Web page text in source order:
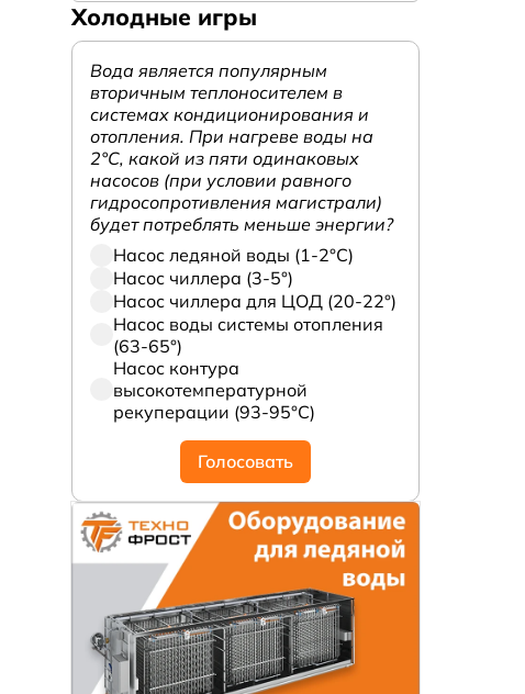
Холодные игры
Вода является популярным
вторичным теплоносителем в
системах кондиционирования и
отопления. При нагреве воды на
2°С, какой из пяти одинаковых
насосов (при условии равного
гидросопротивления магистрали)
будет потреблять меньше энергии?
Насос ледяной воды (1-2°С)
Насос чиллера (3-5°)
Насос чиллера для ЦОД (20-22°)
Насос воды системы отопления
(63-65°)
Насос контура
высокотемпературной
рекуперации (93-95°С)
Голосовать